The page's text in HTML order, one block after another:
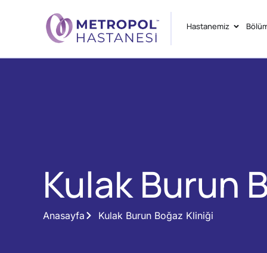
Hastanemiz
Kulak Burun
Anasayfa Kulak Burun Boğaz Kliniği